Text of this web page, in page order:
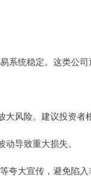
统稳定。这类公司
风险。建议投资者
导致重大损失。
夸大宣传，避免陷入